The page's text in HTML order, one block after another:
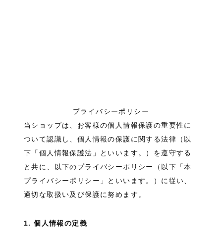
プライバシーポリシー
当ショップは、お客様の個人情報保護の重要性に
ついて認識し、個人情報の保護に関する法律（以
下「個人情報保護法」といいます。）を遵守する
と共に、以下のプライバシーポリシー（以下「本
プライバシーポリシー」といいます。）に従い、
適切な取扱い及び保護に努めます。
1. 個人情報の定義